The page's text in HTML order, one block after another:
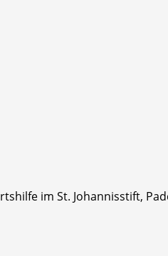
im St. Johannisstift,